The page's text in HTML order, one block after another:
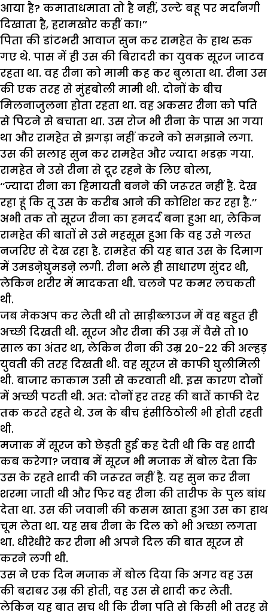
आया है? कमाताधमाता तो है नहीं, उल्टे बहू पर मर्दानगी
दिखाता है, हरामखोर कहीं का!’’
पिता की डांटभरी आवाज सुन कर रामहेत के हाथ रुक
गए थे. पास में ही उस की बिरादरी का युवक सूरज जाटव
रहता था. वह रीना को मामी कह कर बुलाता था. रीना उस
की एक तरह से मुंहबोली मामी थी. दोनों के बीच
मिलनाजुलना होता रहता था. वह अकसर रीना को पति
से पिटने से बचाता था. उस रोज भी रीना के पास आ गया
था और रामहेत से झगड़ा नहीं करने को समझाने लगा.
उस की सलाह सुन कर रामहेत और ज्यादा भडक़ गया.
रामहेत ने उसे रीना से दूर रहने के लिए बोला,
‘‘ज्यादा रीना का हिमायती बनने की जरूरत नहीं है. देख
रहा हूं कि तू उस के करीब आने की कोशिश कर रहा है.’’
अभी तक तो सूरज रीना का हमदर्द बना हुआ था, लेकिन
रामहेत की बातों से उसे महसूस हुआ कि वह उसे गलत
नजरिए से देख रहा है. रामहेत की यह बात उस के दिमाग
में उमडऩेघुमडऩे लगी. रीना भले ही साधारण सुंदर थी,
लेकिन शरीर में मादकता थी. चलने पर कमर लचकती
थी.
जब मेकअप कर लेती थी तो साड़ीब्लाउज में वह बहुत ही
अच्छी दिखती थी. सूरज और रीना की उम्र में वैसे तो 10
साल का अंतर था, लेकिन रीना की उम्र 20-22 की अल्हड़
युवती की तरह दिखती थी. वह सूरज से काफी घुलीमिली
थी. बाजार काकाम उसी से करवाती थी. इस कारण दोनों
में अच्छी पटती थी. अत: दोनों हर तरह की बातें काफी देर
तक करते रहते थे. उन के बीच हंसीठिठोली भी होती रहती
थी.
मजाक में सूरज को छेड़ती हुई कह देती थी कि वह शादी
कब करेगा? जवाब में सूरज भी मजाक में बोल देता कि
उस के रहते शादी की जरूरत नहीं है. यह सुन कर रीना
शरमा जाती थी और फिर वह रीना की तारीफ के पुल बांध
देता था. उस की जवानी की कसम खाता हुआ उस का हाथ
चूम लेता था. यह सब रीना के दिल को भी अच्छा लगता
था. धीरेधीरे कर रीना भी अपने दिल की बात सूरज से
करने लगी थी.
उस ने एक दिन मजाक में बोल दिया कि अगर वह उस
की बराबर उम्र की होती, वह उस से शादी कर लेती.
लेकिन यह बात सच थी कि रीना पति से किसी भी तरह से